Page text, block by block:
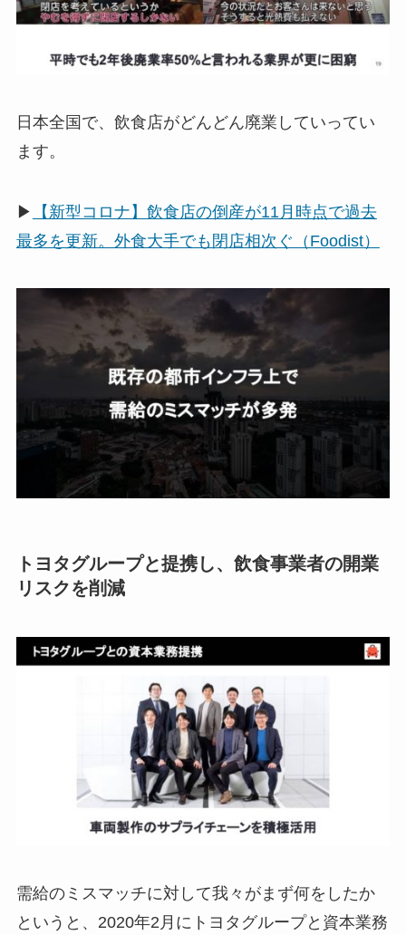
日本全国で、飲食店がどんどん廃業していってい
ます。
▶
【新型コロナ】飲食店の倒産が11月時点で過去
最多を更新。外食大手でも閉店相次ぐ（Foodist）
トヨタグループと提携し、飲食事業者の開業
リスクを削減
需給のミスマッチに対して我々がまず何をしたか
というと、2020年2月にトヨタグループと資本業務